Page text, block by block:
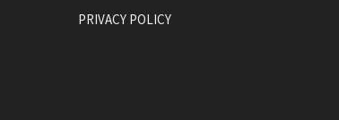
PRIVACY POLICY